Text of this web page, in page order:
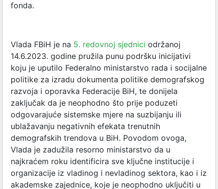
fonda.
Vlada FBiH je na 5. redovnoj sjednici održanoj
14.6.2023. godine pružila punu podršku inicijativi
koju je uputilo Federalno ministarstvo rada i socijalne
politike za izradu dokumenta politike demografskog
razvoja i oporavka Federacije BiH, te donijela
zaključak da je neophodno što prije poduzeti
odgovarajuće sistemske mjere na suzbijanju ili
ublažavanju negativnih efekata trenutnih
demografskih trendova u BiH. Povodom ovoga,
Vlada je zadužila resorno ministarstvo da u
najkraćem roku identificira sve ključne institucije i
organizacije iz vladinog i nevladinog sektora, kao i iz
akademske zajednice, koje je neophodno uključiti u